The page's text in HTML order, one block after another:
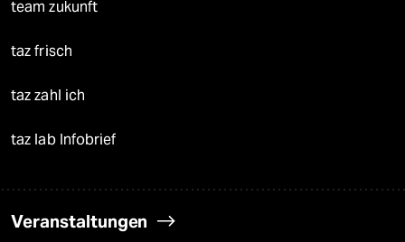
team zukunft
taz frisch
taz zahl ich
taz lab Infobrief
Veranstaltungen